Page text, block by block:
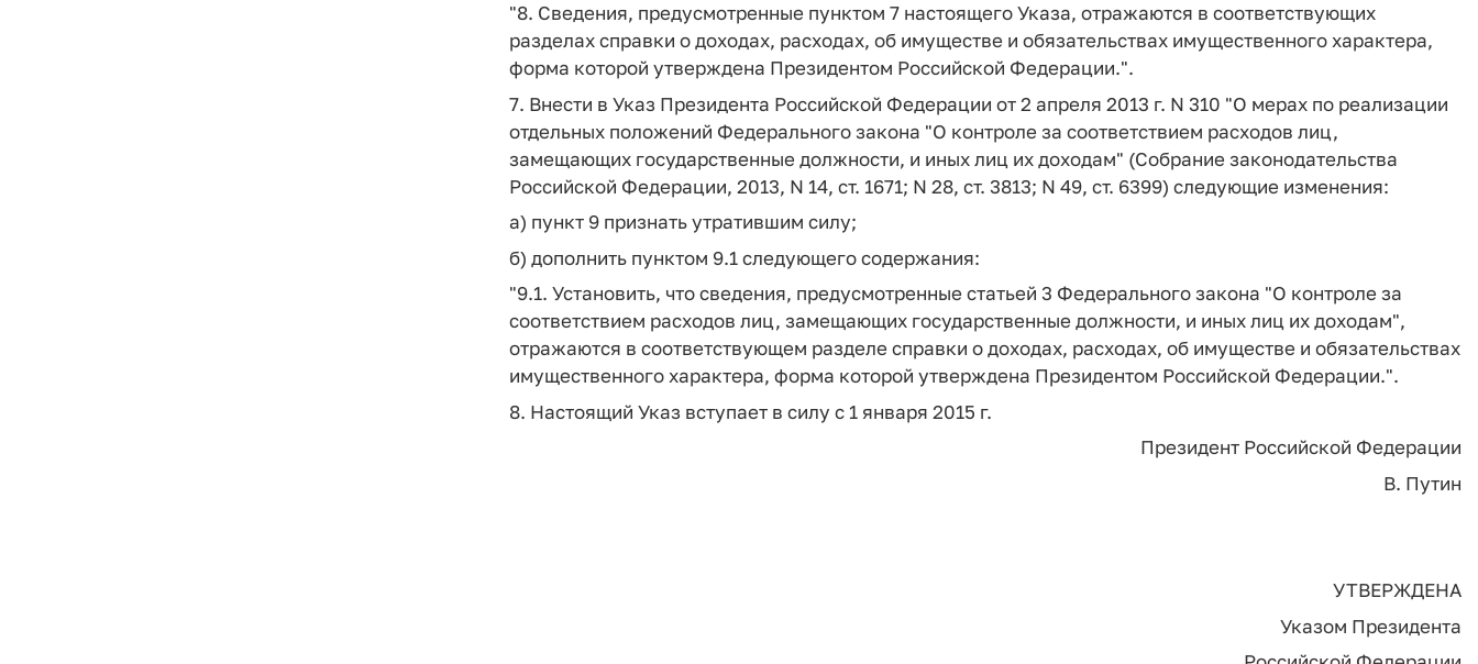
"8. Сведения, предусмотренные пунктом 7 настоящего Указа, отражаются в соответствующих
разделах справки о доходах, расходах, об имуществе и обязательствах имущественного характера,
форма которой утверждена Президентом Российской Федерации.".
7. Внести в Указ Президента Российской Федерации от 2 апреля 2013 г. N 310 "О мерах по реализации
отдельных положений Федерального закона "О контроле за соответствием расходов лиц,
замещающих государственные должности, и иных лиц их доходам" (Собрание законодательства
Российской Федерации, 2013, N 14, ст. 1671; N 28, ст. 3813; N 49, ст. 6399) следующие изменения:
а) пункт 9 признать утратившим силу;
б) дополнить пунктом 9.1 следующего содержания:
"9.1. Установить, что сведения, предусмотренные статьей 3 Федерального закона "О контроле за
соответствием расходов лиц, замещающих государственные должности, и иных лиц их доходам",
отражаются в соответствующем разделе справки о доходах, расходах, об имуществе и обязательствах
имущественного характера, форма которой утверждена Президентом Российской Федерации.".
8. Настоящий Указ вступает в силу с 1 января 2015 г.
Президент Российской Федерации
В. Путин
УТВЕРЖДЕНА
Указом Президента